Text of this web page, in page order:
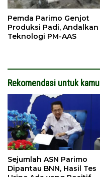
Pemda Parimo Genjot
Produksi Padi, Andalkan
Teknologi PM-AAS
Rekomendasi untuk kamu
Sejumlah ASN Parimo
Dipantau BNN, Hasil Tes